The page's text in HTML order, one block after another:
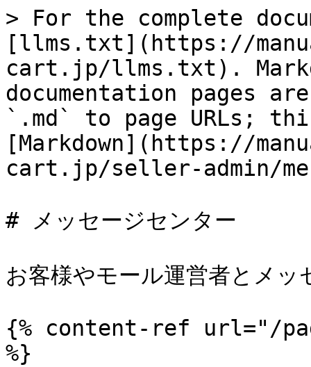
> For the complete
[llms.txt](https://
cart.jp/llms.txt).
documentation pages
`.md` to page URLs;
[Markdown](https://
cart.jp/seller-admin/
# メッセージセンター
お客様やモール運営者とメ
{% content-ref url="/
%}